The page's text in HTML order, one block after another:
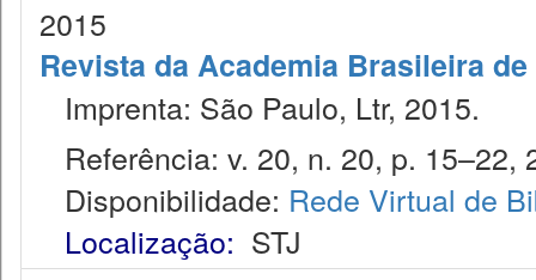
2015
Revista da Academia Brasileira
Imprenta: São Paulo, Ltr, 2015.
Referência: v. 20, n. 20, p. 15–22,
Disponibilidade: Rede Virtual de
Localização: STJ